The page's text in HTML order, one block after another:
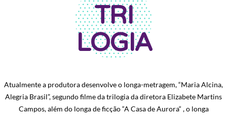
TRI
LOGIA
Atualmente a produtora desenvolve o longa-metragem, “Maria Alcina,
Alegria Brasil”, segundo filme da trilogia da diretora Elizabete Martins
Campos, além do longa de ficção “A Casa de Aurora“ , o longa